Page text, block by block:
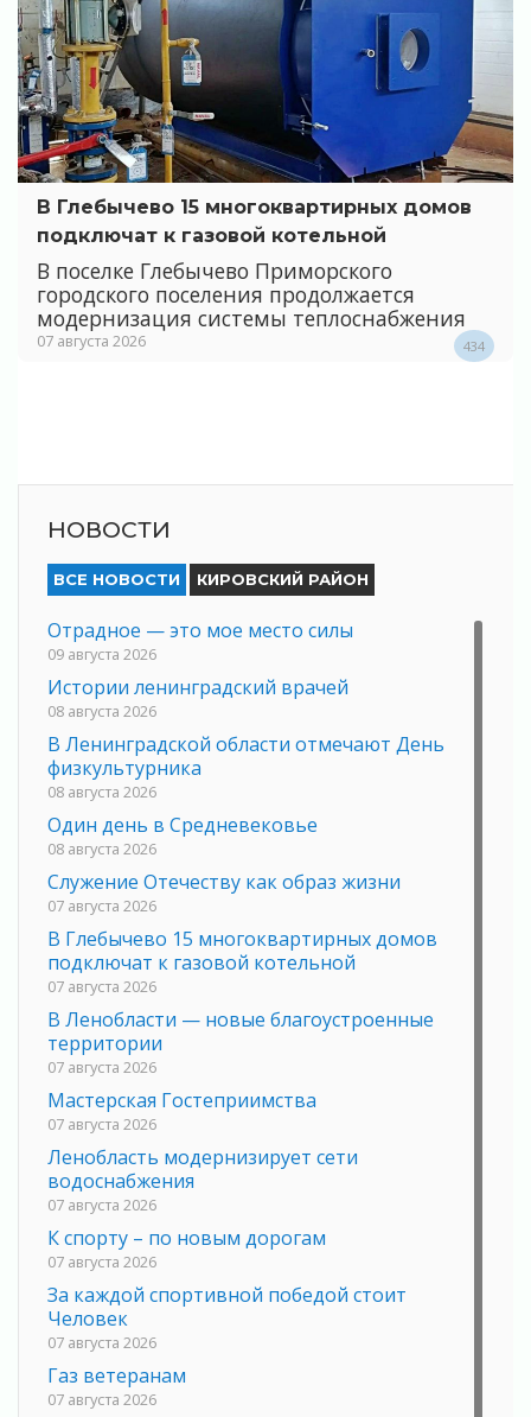
В Глебычево 15 многоквартирных домов
подключат к газовой котельной
В поселке Глебычево Приморского
городского поселения продолжается
модернизация системы теплоснабжения
07 августа 2026 434
НОВОСТИ
ВСЕ НОВОСТИ КИРОВСКИЙ РАЙОН
Отрадное — это мое место силы
09 августа 2026
Истории ленинградский врачей
08 августа 2026
В Ленинградской области отмечают День
физкультурника
08 августа 2026
Один день в Средневековье
08 августа 2026
Служение Отечеству как образ жизни
07 августа 2026
В Глебычево 15 многоквартирных домов
подключат к газовой котельной
07 августа 2026
В Ленобласти — новые благоустроенные
территории
07 августа 2026
Мастерская Гостеприимства
07 августа 2026
Ленобласть модернизирует сети
водоснабжения
07 августа 2026
К спорту – по новым дорогам
07 августа 2026
За каждой спортивной победой стоит
Человек
07 августа 2026
Газ ветеранам
07 августа 2026